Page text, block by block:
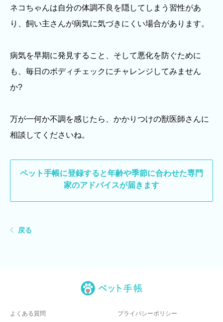
ネコちゃんは自分の体調不良を隠してしまう習性があ
り、飼い主さんが病気に気づきにくい場合があります。
病気を早期に発見すること、そして悪化を防ぐために
も、毎日のボディチェックにチャレンジしてみません
か?
万が一何か不調を感じたら、かかりつけの獣医師さんに
相談してくださいね。
ペット手帳に登録すると年齢や季節に合わせた専門
家のアドバイスが届きます
戻る
よくある質問 プライバシーポリシー